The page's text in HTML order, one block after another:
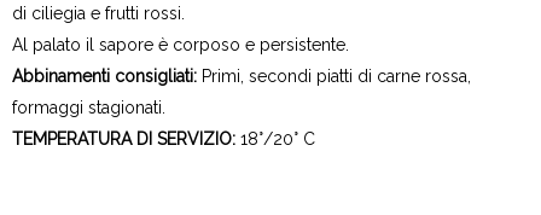
di ciliegia e frutti rossi.
Al palato il sapore è corposo e persistente.
Abbinamenti consigliati: Primi, secondi piatti di carne rossa,
formaggi stagionati.
TEMPERATURA DI SERVIZIO: 18°/20° C